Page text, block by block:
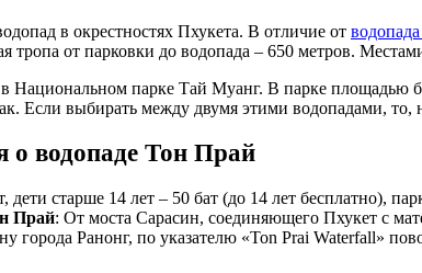
в окрестностях Пхукета. В отличие от
тропа от парковки до водопада – 650 метров.
в Национальном парке Тай Муанг. В парке
Если выбирать между двумя этими водопадами,
о водопаде Тон Прай
дети старше 14 лет – 50 бат (до 14 лет бесплатно),
Прай: От моста Сарасин, соединяющего Пхукет с
города Ранонг, по указателю «Ton Prai Waterfall»